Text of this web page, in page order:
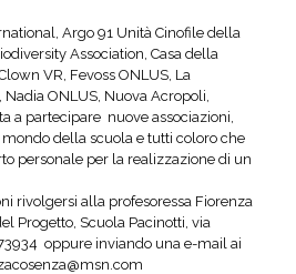
Argo 91 Unità Cinofile della
Association, Casa della
VR, Fevoss ONLUS, La
ONLUS, Nuova Acropoli,
a partecipare nuove associazioni,
della scuola e tutti coloro che
personale per la realizzazione di un
rivolgersi alla profesoressa Fiorenza
Progetto, Scuola Pacinotti, via
oppure inviando una e-mail ai